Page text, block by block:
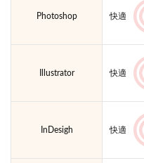
Photoshop 快適
Illustrator 快適
InDesigh 快適